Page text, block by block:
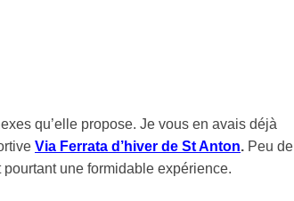
qu’elle propose. Je vous en avais déjà
Via Ferrata d’hiver de St Anton. Peu de
une formidable expérience.